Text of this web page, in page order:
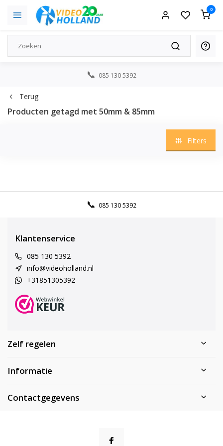
0
085 130 5392
Terug
Producten getagd met 50mm & 85mm
Filters
085 130 5392
Klantenservice
085 130 5392
info@videoholland.nl
+31851305392
Zelf regelen
Informatie
Contactgegevens